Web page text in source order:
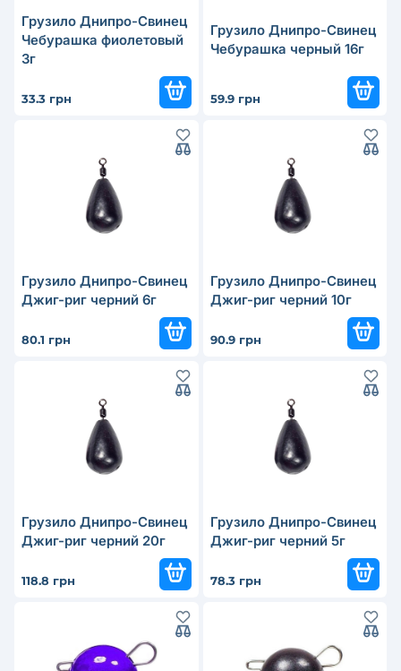
Грузило Днипро-Свинец
Чебурашка фиолетовый
3г
33.3 грн
Грузило Днипро-Свинец
Чебурашка черный 16г
59.9 грн
Грузило Днипро-Свинец
Джиг-риг черний 6г
80.1 грн
Грузило Днипро-Свинец
Джиг-риг черний 10г
90.9 грн
Грузило Днипро-Свинец
Джиг-риг черний 20г
118.8 грн
Грузило Днипро-Свинец
Джиг-риг черний 5г
78.3 грн